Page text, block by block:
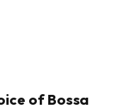
of Bossa